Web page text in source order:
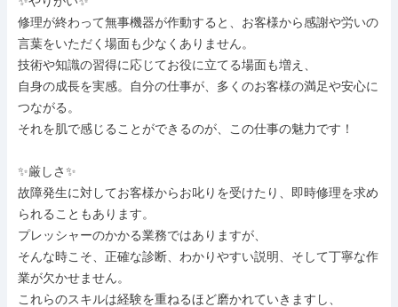
修理が終わって無事機器が作動すると、お客様から感謝や労いの
言葉をいただく場面も少なくありません。
技術や知識の習得に応じてお役に立てる場面も増え、
自身の成長を実感。自分の仕事が、多くのお客様の満足や安心に
つながる。
それを肌で感じることができるのが、この仕事の魅力です！
✨厳しさ✨
故障発生に対してお客様からお叱りを受けたり、即時修理を求め
られることもあります。
プレッシャーのかかる業務ではありますが、
そんな時こそ、正確な診断、わかりやすい説明、そして丁寧な作
業が欠かせません。
これらのスキルは経験を重ねるほど磨かれていきますし、